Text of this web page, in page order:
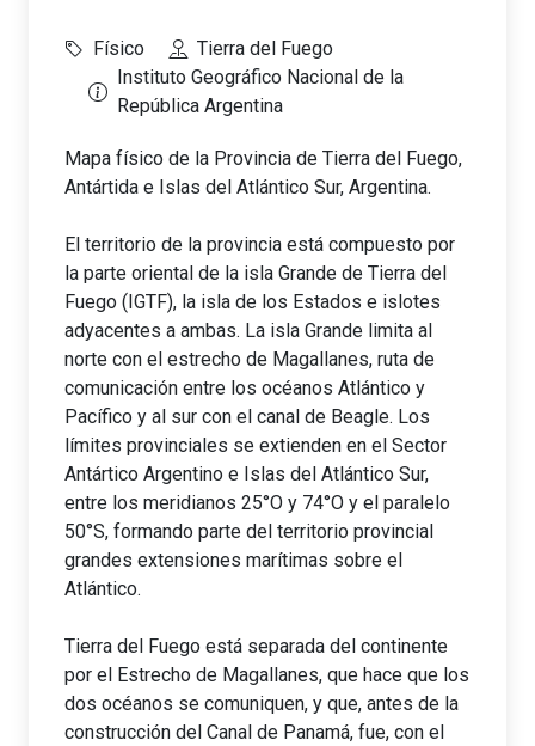
Físico
Tierra del Fuego
Instituto Geográfico Nacional de la
República Argentina
Mapa físico de la Provincia de Tierra del Fuego,
Antártida e Islas del Atlántico Sur, Argentina.
El territorio de la provincia está compuesto por
la parte oriental de la isla Grande de Tierra del
Fuego (IGTF), la isla de los Estados e islotes
adyacentes a ambas. La isla Grande limita al
norte con el estrecho de Magallanes, ruta de
comunicación entre los océanos Atlántico y
Pacífico y al sur con el canal de Beagle. Los
límites provinciales se extienden en el Sector
Antártico Argentino e Islas del Atlántico Sur,
entre los meridianos 25°O y 74°O y el paralelo
50°S, formando parte del territorio provincial
grandes extensiones marítimas sobre el
Atlántico.
Tierra del Fuego está separada del continente
por el Estrecho de Magallanes, que hace que los
dos océanos se comuniquen, y que, antes de la
construcción del Canal de Panamá, fue, con el